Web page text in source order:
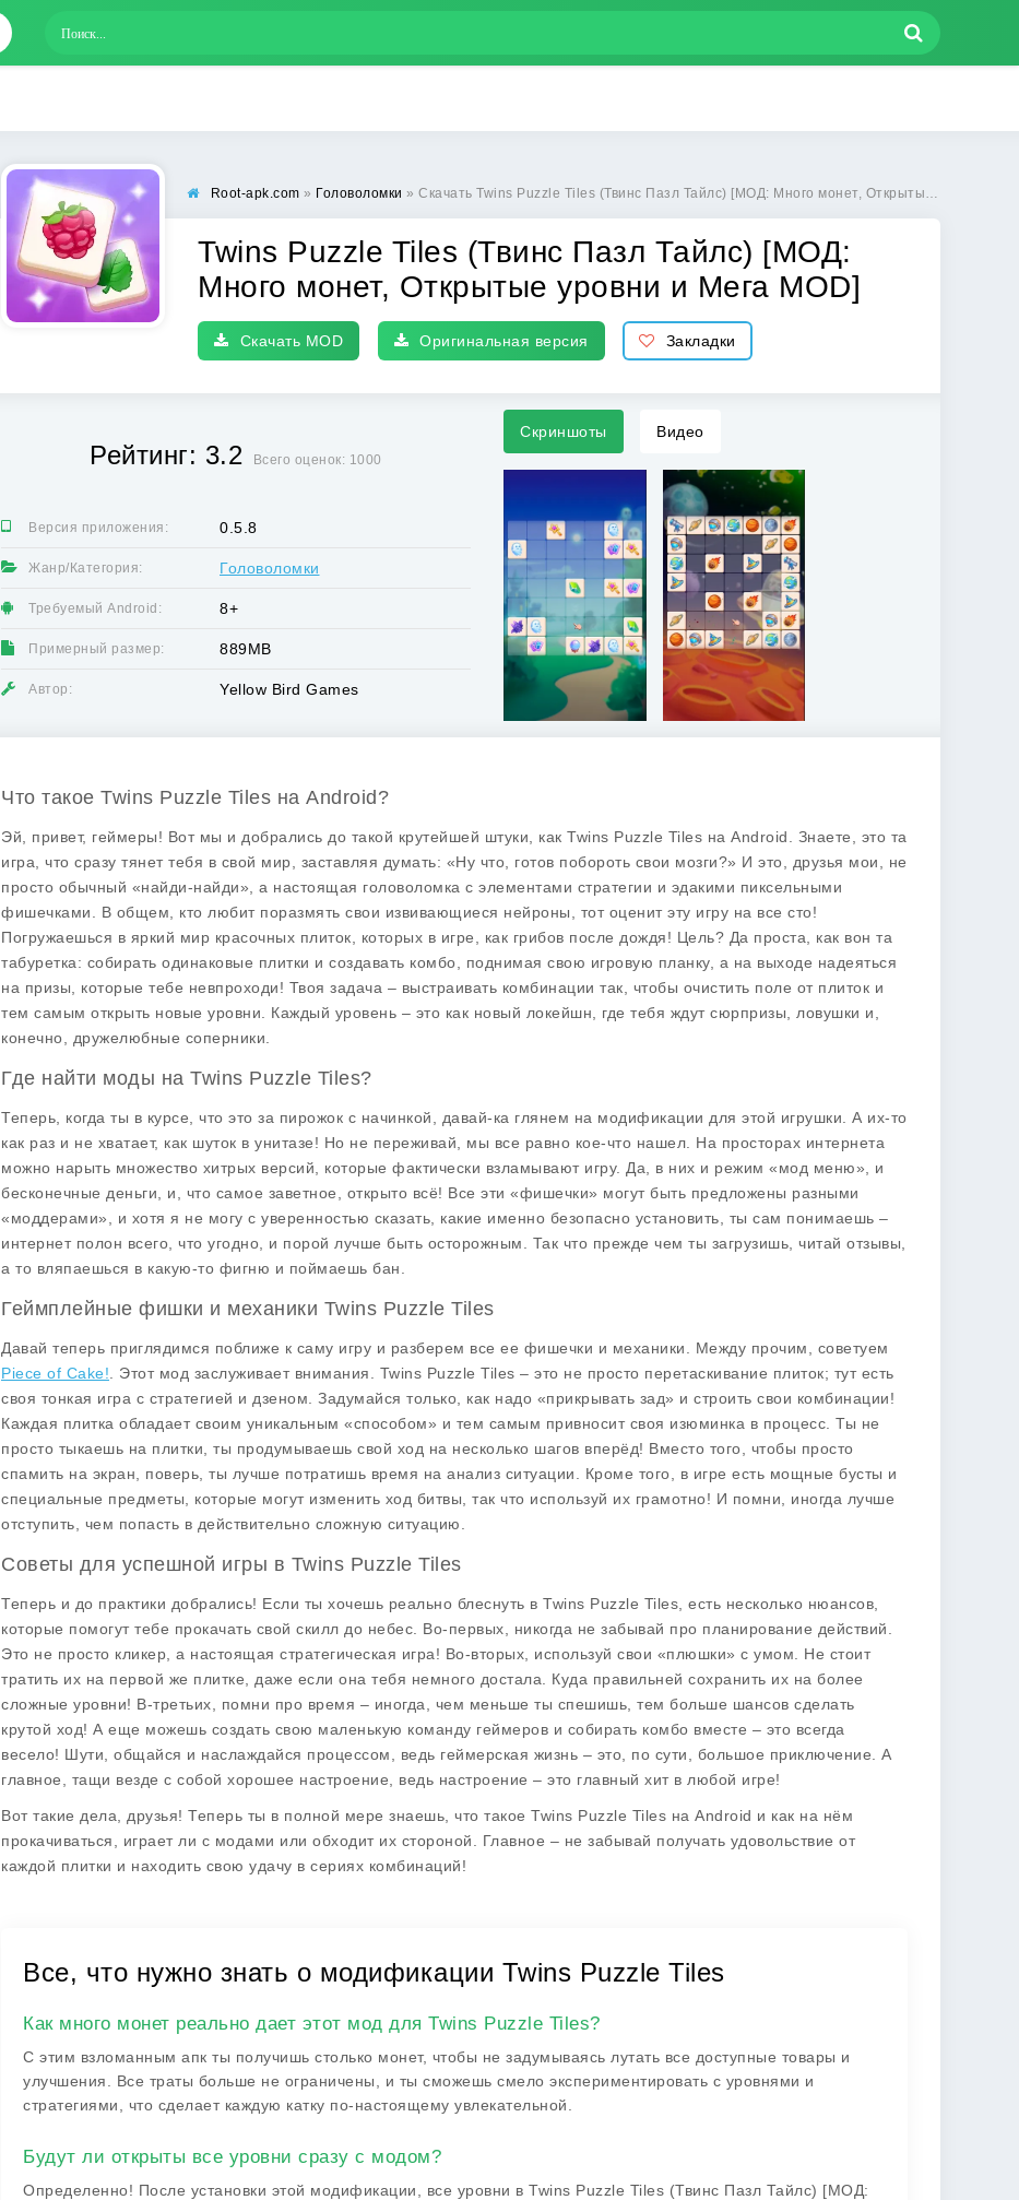
Root-apk.com » Головоломки » Скачать Twins Puzzle Tiles (Твинс Пазл Тайлс) [МОД: Много монет, Открытые уровни и Мега MOD] | Взлом Twins Puzzle Tiles на Андроид
Twins Puzzle Tiles (Твинс Пазл Тайлс) [МОД:
Много монет, Открытые уровни и Мега MOD]
Скачать MOD Оригинальная версия Закладки
Рейтинг: 3.2 Всего оценок: 1000
Версия приложения: 0.5.8
Жанр/Категория: Головоломки
Требуемый Android: 8+
Примерный размер: 889MB
Автор: Yellow Bird Games
Скриншоты Видео
Что такое Twins Puzzle Tiles на Android?
Эй, привет, геймеры! Вот мы и добрались до такой крутейшей штуки, как Twins Puzzle Tiles на Android. Знаете, это та
игра, что сразу тянет тебя в свой мир, заставляя думать: «Ну что, готов побороть свои мозги?» И это, друзья мои, не
просто обычный «найди-найди», а настоящая головоломка с элементами стратегии и эдакими пиксельными
фишечками. В общем, кто любит поразмять свои извивающиеся нейроны, тот оценит эту игру на все сто!
Погружаешься в яркий мир красочных плиток, которых в игре, как грибов после дождя! Цель? Да проста, как вон та
табуретка: собирать одинаковые плитки и создавать комбо, поднимая свою игровую планку, а на выходе надеяться
на призы, которые тебе невпроходи! Твоя задача – выстраивать комбинации так, чтобы очистить поле от плиток и
тем самым открыть новые уровни. Каждый уровень – это как новый локейшн, где тебя ждут сюрпризы, ловушки и,
конечно, дружелюбные соперники.
Где найти моды на Twins Puzzle Tiles?
Теперь, когда ты в курсе, что это за пирожок с начинкой, давай-ка глянем на модификации для этой игрушки. А их-то
как раз и не хватает, как шуток в унитазе! Но не переживай, мы все равно кое-что нашел. На просторах интернета
можно нарыть множество хитрых версий, которые фактически взламывают игру. Да, в них и режим «мод меню», и
бесконечные деньги, и, что самое заветное, открыто всё! Все эти «фишечки» могут быть предложены разными
«моддерами», и хотя я не могу с уверенностью сказать, какие именно безопасно установить, ты сам понимаешь –
интернет полон всего, что угодно, и порой лучше быть осторожным. Так что прежде чем ты загрузишь, читай отзывы,
а то вляпаешься в какую-то фигню и поймаешь бан.
Геймплейные фишки и механики Twins Puzzle Tiles
Давай теперь приглядимся поближе к саму игру и разберем все ее фишечки и механики. Между прочим, советуем
Piece of Cake! . Этот мод заслуживает внимания. Twins Puzzle Tiles – это не просто перетаскивание плиток; тут есть
своя тонкая игра с стратегией и дзеном. Задумайся только, как надо «прикрывать зад» и строить свои комбинации!
Каждая плитка обладает своим уникальным «способом» и тем самым привносит своя изюминка в процесс. Ты не
просто тыкаешь на плитки, ты продумываешь свой ход на несколько шагов вперёд! Вместо того, чтобы просто
спамить на экран, поверь, ты лучше потратишь время на анализ ситуации. Кроме того, в игре есть мощные бусты и
специальные предметы, которые могут изменить ход битвы, так что используй их грамотно! И помни, иногда лучше
отступить, чем попасть в действительно сложную ситуацию.
Советы для успешной игры в Twins Puzzle Tiles
Теперь и до практики добрались! Если ты хочешь реально блеснуть в Twins Puzzle Tiles, есть несколько нюансов,
которые помогут тебе прокачать свой скилл до небес. Во-первых, никогда не забывай про планирование действий.
Это не просто кликер, а настоящая стратегическая игра! Во-вторых, используй свои «плюшки» с умом. Не стоит
тратить их на первой же плитке, даже если она тебя немного достала. Куда правильней сохранить их на более
сложные уровни! В-третьих, помни про время – иногда, чем меньше ты спешишь, тем больше шансов сделать
крутой ход! А еще можешь создать свою маленькую команду геймеров и собирать комбо вместе – это всегда
весело! Шути, общайся и наслаждайся процессом, ведь геймерская жизнь – это, по сути, большое приключение. А
главное, тащи везде с собой хорошее настроение, ведь настроение – это главный хит в любой игре!
Вот такие дела, друзья! Теперь ты в полной мере знаешь, что такое Twins Puzzle Tiles на Android и как на нём
прокачиваться, играет ли с модами или обходит их стороной. Главное – не забывай получать удовольствие от
каждой плитки и находить свою удачу в сериях комбинаций!
Все, что нужно знать о модификации Twins Puzzle Tiles
Как много монет реально дает этот мод для Twins Puzzle Tiles?
С этим взломанным апк ты получишь столько монет, чтобы не задумываясь лутать все доступные товары и
улучшения. Все траты больше не ограничены, и ты сможешь смело экспериментировать с уровнями и
стратегиями, что сделает каждую катку по-настоящему увлекательной.
Будут ли открыты все уровни сразу с модом?
Определенно! После установки этой модификации, все уровни в Twins Puzzle Tiles (Твинс Пазл Тайлс) [МОД: